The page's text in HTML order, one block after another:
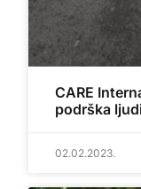
CARE
podrška
02.02.2023.